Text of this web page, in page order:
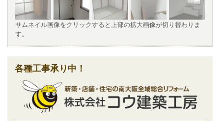
サムネイル画像をクリックすると上部の拡大画像が切り替わりま
す。
各種工事承り中！